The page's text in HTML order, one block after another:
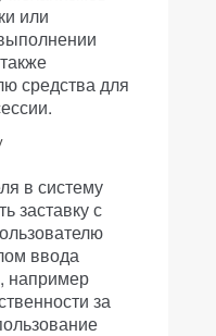
или
средства для
в систему
заставку с
ввода
например
за